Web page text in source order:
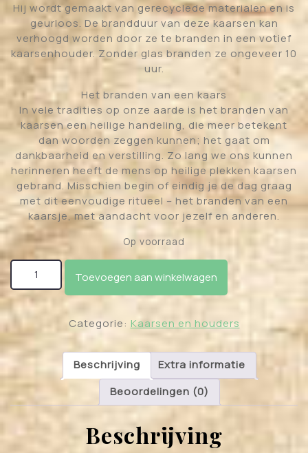
Hij wordt gemaakt van gerecyclede materialen en is
geurloos. De brandduur van deze kaarsen kan
verhoogd worden door ze te branden in een votief
kaarsenhouder. Zonder glas branden ze ongeveer 10
uur.
Het branden van een kaars
In vele tradities op onze aarde is het branden van
kaarsen een heilige handeling, die meer betekent
dan woorden zeggen kunnen; het gaat om
dankbaarheid en verstilling. Zo lang we ons kunnen
herinneren heeft de mens op heilige plekken kaarsen
gebrand. Misschien begin of eindig je de dag graag
met dit eenvoudige ritueel – het branden van een
kaarsje, met aandacht voor jezelf en anderen.
Op voorraad
Fair Trade Votief Wens Sacraal Chakra (2e) – Oranje
aantal
Toevoegen aan winkelwagen
Categorie: Kaarsen en houders
Beschrijving
Extra informatie
Beoordelingen (0)
Beschrijving